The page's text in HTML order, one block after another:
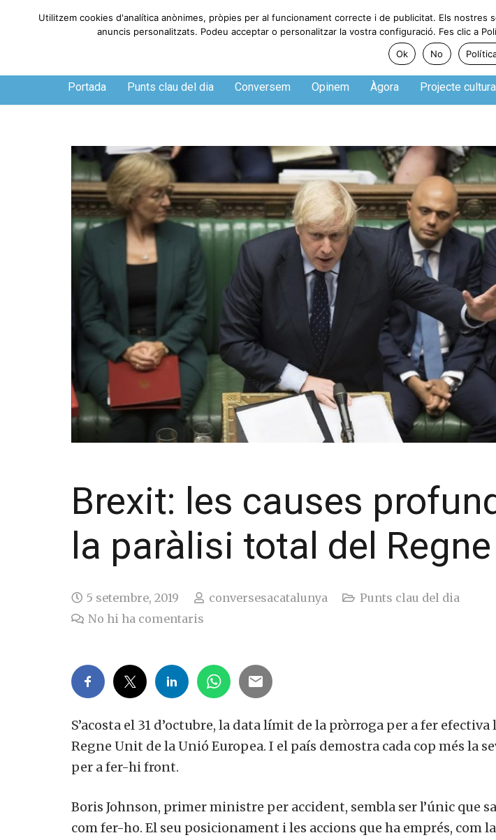
Diumenge, 9 de agosto de 2026
Portada Punts clau del dia Conversem Opinem Àgora Projecte
Brexit: les causes
la paràlisi total del
5 setembre, 2019 conversesacatalunya
Punts clau del dia
No hi ha comentaris
S’acosta el 31 d’octubre, la data límit de la pròrroga per a fer
Regne Unit de la Unió Europea. I el país demostra cada cop més la
per a fer-hi front.
Boris Johnson, primer ministre per accident, sembla ser l’únic que
com fer-ho. El seu posicionament i les accions que ha emprés, com
Utilitzem cookies d'analítica anònimes, pròpies per al funcionament correcte i de publicitat. Els
anuncis personalitzats. Podeu acceptar o personalitzar la vostra configuració. Fes clic a
Ok
No